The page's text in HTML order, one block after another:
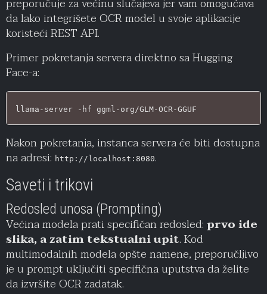
da lako integrišete OCR model u svoje aplikacije
koristeći REST API.
Primer pokretanja servera direktno sa Hugging
Face-a:
llama-server -hf ggml-org/GLM-OCR-GGUF
Nakon pokretanja, instanca servera će biti dostupna
na adresi: http://localhost:8080.
Saveti i trikovi
Redosled unosa (Prompting)
Većina modela prati specifičan redosled: prvo ide
slika, a zatim tekstualni upit. Kod
multimodalnih modela opšte namene, preporučljivo
je u prompt uključiti specifična uputstva da želite
da izvršite OCR zadatak.